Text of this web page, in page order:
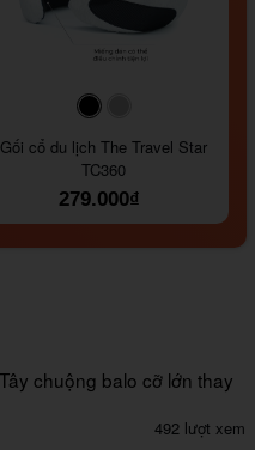
Gối cổ du lịch The Travel Star
TC360
279.000₫
chuộng balo cỡ lớn thay
492 lượt xem